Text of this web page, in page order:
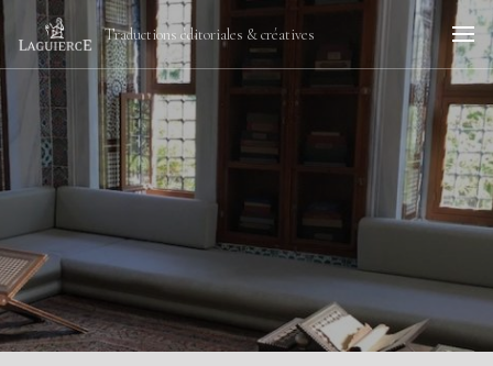
Traductions éditoriales & créatives